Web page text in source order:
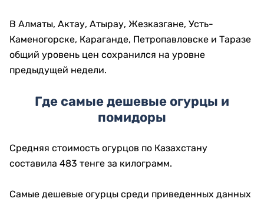
В Алматы, Актау, Атырау, Жезказгане, Усть-
Каменогорске, Караганде, Петропавловске и Таразе
общий уровень цен сохранился на уровне
предыдущей недели.
Где самые дешевые огурцы и
помидоры
Средняя стоимость огурцов по Казахстану
составила 483 тенге за килограмм.
Самые дешевые огурцы среди приведенных данных